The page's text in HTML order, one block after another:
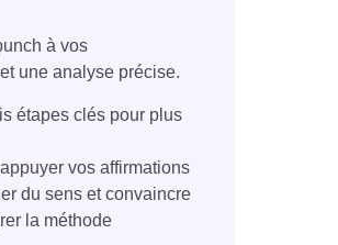
à vos
une analyse précise.
étapes clés pour plus
vos affirmations
du sens et convaincre
la méthode